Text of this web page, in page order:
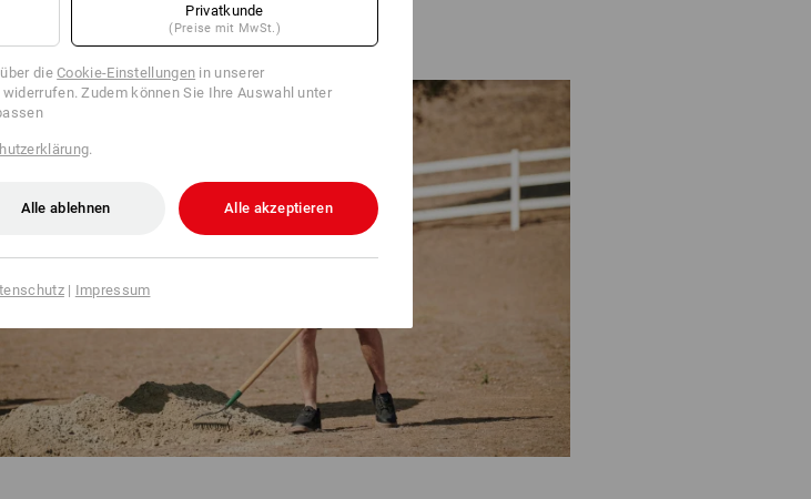
Privatkunde
(Preise mit MwSt.)
dieCookie-Einstellungen in unserer
Zudem können Sie Ihre Auswahl unter
.
Alle ablehnen Alle akzeptieren
| Impressum